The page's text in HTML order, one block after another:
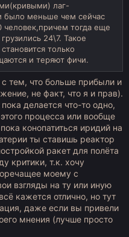
лаг-
было меньше чем сейчас
человек,причем тогда еще
24\7. Такое
только
и теряют фичи.
тем, что больше прибыли и
не факт, что я и прав).
делается что-то одно,
процесса или вообще
конопатиться иридий на
ты ставишь реактор
ракет для полёта
критики, т.к. хочу
моему с
взгляды на ту или иную
кажется отлично, но тут
даже если вы привели
мнения (лучше просто